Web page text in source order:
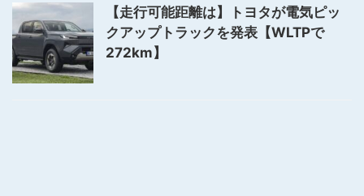
【走行可能距離は】トヨタが電気ピッ
クアップトラックを発表【WLTPで
272km】